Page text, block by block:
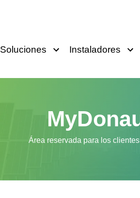
Soluciones Instaladores
Área reservada para los